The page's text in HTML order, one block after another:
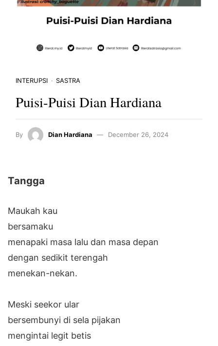
INTERUPSI SASTRA
Puisi-Puisi Dian Hardiana
By Dian Hardiana December 26, 2024
Tangga
Maukah kau
bersamaku
menapaki masa lalu dan masa depan
dengan sedikit terengah
menekan-nekan.
Meski seekor ular
bersembunyi di sela pijakan
mengintai legit betis